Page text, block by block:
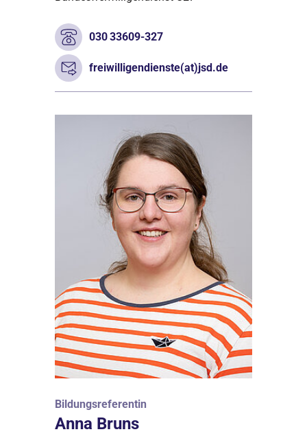
030 33609-327
freiwilligendienste(at)jsd.de
Bildungsreferentin
Anna Bruns